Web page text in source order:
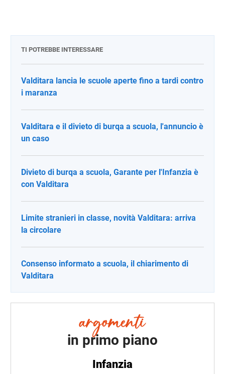
TI POTREBBE INTERESSARE
Valditara lancia le scuole aperte fino a tardi contro
i maranza
Valditara e il divieto di burqa a scuola, l'annuncio è
un caso
Divieto di burqa a scuola, Garante per l'Infanzia è
con Valditara
Limite stranieri in classe, novità Valditara: arriva
la circolare
Consenso informato a scuola, il chiarimento di
Valditara
in primo piano
Infanzia